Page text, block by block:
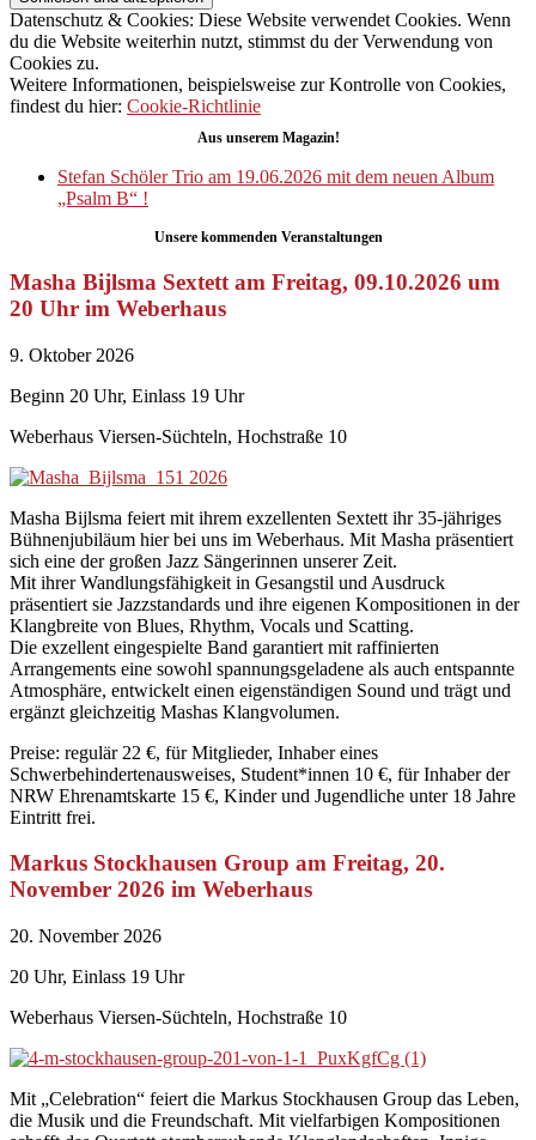
Datenschutz & Cookies: Diese Website verwendet Cookies. Wenn
du die Website weiterhin nutzt, stimmst du der Verwendung von
Cookies zu.
Weitere Informationen, beispielsweise zur Kontrolle von Cookies,
findest du hier: Cookie-Richtlinie
Aus unserem Magazin!
Stefan Schöler Trio am 19.06.2026 mit dem neuen Album
„Psalm B“ !
Unsere kommenden Veranstaltungen
Masha Bijlsma Sextett am Freitag, 09.10.2026 um
20 Uhr im Weberhaus
9. Oktober 2026
Beginn 20 Uhr, Einlass 19 Uhr
Weberhaus Viersen-Süchteln, Hochstraße 10
Masha Bijlsma feiert mit ihrem exzellenten Sextett ihr 35-jähriges
Bühnenjubiläum hier bei uns im Weberhaus. Mit Masha präsentiert
sich eine der großen Jazz Sängerinnen unserer Zeit.
Mit ihrer Wandlungsfähigkeit in Gesangstil und Ausdruck
präsentiert sie Jazzstandards und ihre eigenen Kompositionen in der
Klangbreite von Blues, Rhythm, Vocals und Scatting.
Die exzellent eingespielte Band garantiert mit raffinierten
Arrangements eine sowohl spannungsgeladene als auch entspannte
Atmosphäre, entwickelt einen eigenständigen Sound und trägt und
ergänzt gleichzeitig Mashas Klangvolumen.
Preise: regulär 22 €, für Mitglieder, Inhaber eines
Schwerbehindertenausweises, Student*innen 10 €, für Inhaber der
NRW Ehrenamtskarte 15 €, Kinder und Jugendliche unter 18 Jahre
Eintritt frei.
Markus Stockhausen Group am Freitag, 20.
November 2026 im Weberhaus
20. November 2026
20 Uhr, Einlass 19 Uhr
Weberhaus Viersen-Süchteln, Hochstraße 10
Mit „Celebration“ feiert die Markus Stockhausen Group das Leben,
die Musik und die Freundschaft. Mit vielfarbigen Kompositionen